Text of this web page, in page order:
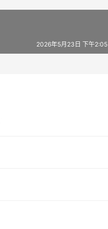
2026年5月23日 下午2:05